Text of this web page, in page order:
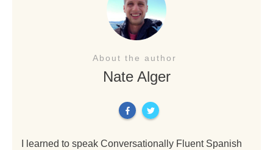
About the author
Nate Alger
I learned to speak Conversationally Fluent Spanish